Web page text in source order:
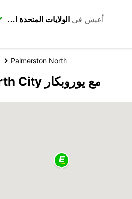
أعيش في
Palmerston North
اكتشف Palmerston North City مع يوروبكار